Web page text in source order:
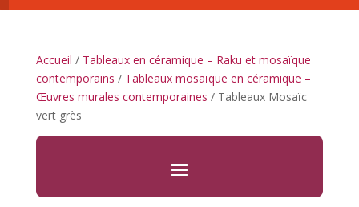
Accueil / Tableaux en céramique – Raku et mosaïque
contemporains / Tableaux mosaïque en céramique –
Œuvres murales contemporaines / Tableaux Mosaïc
vert grès